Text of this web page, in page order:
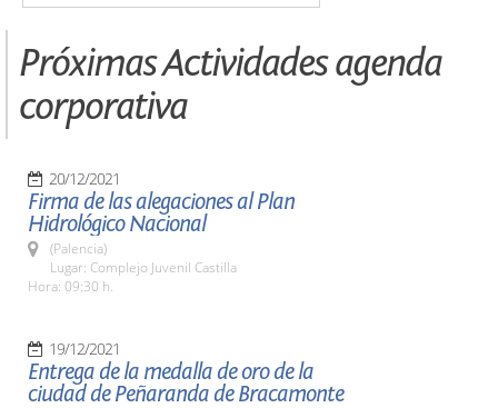
Próximas Actividades agenda
corporativa
20/12/2021
Firma de las alegaciones al Plan
Hidrológico Nacional
(Palencia)
Lugar: Complejo Juvenil Castilla
Hora: 09:30 h.
19/12/2021
Entrega de la medalla de oro de la
ciudad de Peñaranda de Bracamonte